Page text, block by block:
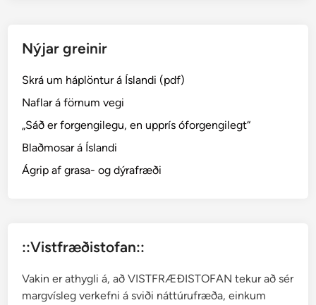
e
o
s
Nýjar greinir
Skrá um háplöntur á Íslandi (pdf)
Naflar á förnum vegi
„Sáð er forgengilegu, en upprís óforgengilegt“
Blaðmosar á Íslandi
Ágrip af grasa- og dýrafræði
::Vistfræðistofan::
Vakin er athygli á, að VISTFRÆÐISTOFAN tekur að sér
margvísleg verkefni á sviði náttúrufræða, einkum